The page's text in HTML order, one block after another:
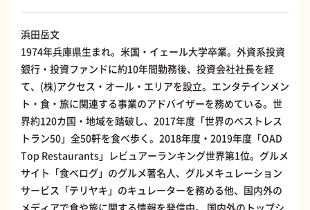
浜田岳文
1974年兵庫県生まれ。米国・イェール大学卒業。外資系投資
銀行・投資ファンドに約10年間勤務後、投資会社社長を経
て、(株)アクセス・オール・エリアを設立。エンタテインメン
ト・食・旅に関連する事業のアドバイザーを務めている。世
界約120カ国・地域を踏破し、2017年度「世界のベストレス
トラン50」全50軒を食べ歩く。2018年度・2019年度「OAD
Top Restaurants」レビュアーランキング世界第1位。グルメ
サイト「食べログ」のグルメ著名人、グルメキュレーション
サービス「テリヤキ」のキュレーターを務める他、国内外の